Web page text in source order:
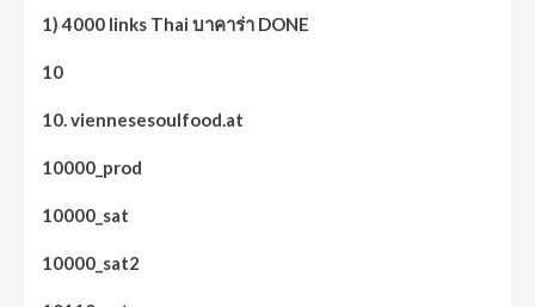
1) 4000 links Thai บาคาร่า DONE
10
10. viennesesoulfood.at
10000_prod
10000_sat
10000_sat2